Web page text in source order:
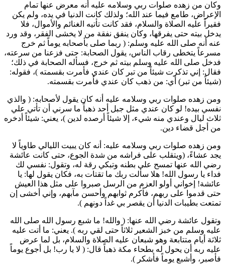
وكان من زهده صلوات ربي وسلامه عليه أنه معرض عنها تمام
الإعراض، طامع فيما عند الله؛ ولذلك كانت الدنيا في يده، ولم يكن
فقيراً عليه الصلاة والسلام، فقد كانت تأتيه الغنائم والأموال، فلا
يدخل بيته حتى يفرقها، وكان ينفق نفقة من لا يخشى الفقر، وقد ورد
عنه أنه صلى الله عليه وسلم: ( ربما صلى بأصحابه يوماً ثم خرج
مسرعاً يتخطى رقاب الناس، يقول الصحابة: حتى فزعنا من سرعته،
فدخل صلى الله عليه وسلم بيته ثم خرج، فسأله الصحابة في ذلك؛
فقال: إني تذكرت شيئاً من تبر كان عندي فأمرت بقسمته )، فقوله:
(شيئاً من تبر) أي: من ذهب كان عندي فأمرت بقسمته.
ومن زهده صلوات ربي وسلامه عليه أنه كان يقول لأصحابه: ( والذي
نفسي بيده! لو كان عندي مثل جبل أحد ذهباً ما سرني أن تأتي علي
ثلاث ليال وعندي منه شيء، إلا شيئاً أرصده لدين )، يعني: شيئاً أدخره
من أجل قضاء دين.
ومن زهده صلوات ربي وسلامه عليه: أنه كان يبيت الليالي طاوياً لا
يجد عشاءً، (ويتقلب على فراشه من شدة الجوع، حتى كانت عائشة
رضي الله عنها تمسح على بطنه وتبكي رقة له، وتقول: نفسي لك
فداء يا رسول الله! هلا سألت ربك ما تقتات به، فكان يقول لها: يا
عائشة! إخواني أولو العزم من الرسل صبروا على مثل هذا العيش
حتى قدموا على ربهم، فأكرم ثوابهم وأحسن مآبهم، وإني أخشى إن
تمتعت بطيبات الدنيا أن يقصر بي غداً دونهم ).
وتقول عائشة رضي الله عنها: ( والله! ما شبع رسول الله صلى الله
عليه وسلم من خبز الشعير ثلاثاً حتى لقي ربه ). يعني: ما أتت عليه
ثلاثة أيام متتابعة وهو شبعان عليه الصلاة والسلام، بل لما عرض
عليه ربه أن يحول له بطحاء مكة ذهباً قال: ( لا يا رب! بل أجوع يوماً
فأصبر، وأشبع يوماً فأشكر ).